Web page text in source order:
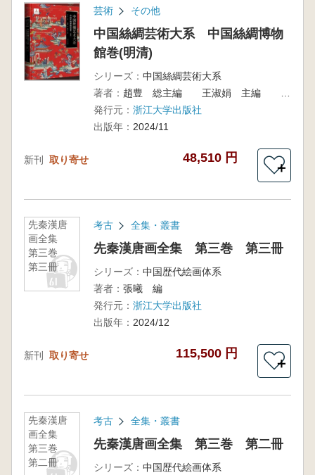
芸術 その他
中国絲綢芸術大系 中国絲綢博物
館巻(明清)
シリーズ： 中国絲綢芸術大系
著者：
発行元： 浙江大学出版社
出版年： 2024/11
新刊 取り寄せ 48,510 円
＋
先秦漢唐
画全集
第三巻
第三冊
考古 全集・叢書
先秦漢唐画全集 第三巻 第三冊
シリーズ： 中国歴代絵画体系
著者： 張曦 編
発行元： 浙江大学出版社
出版年： 2024/12
新刊 取り寄せ 115,500 円
＋
先秦漢唐
画全集
第三巻
第二冊
考古 全集・叢書
先秦漢唐画全集 第三巻 第二冊
シリーズ： 中国歴代絵画体系